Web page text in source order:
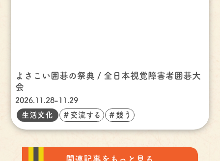
よさこい囲碁の祭典 / 全日本視覚障害者囲碁大
会
2026.11.28-11.29
生活文化 ＃交流する ＃競う
関連記事をもっと見る